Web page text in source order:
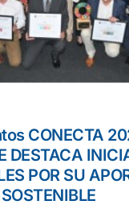
CONECTA
DESTACA
POR SU